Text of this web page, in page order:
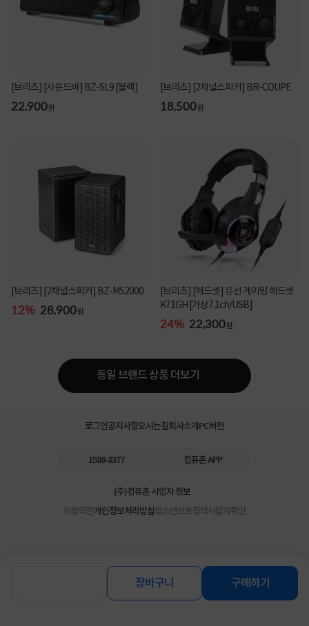
장바구니 구매하기
[브리츠] [사운드바] BZ-SL9 [블랙]
22,900원
[브리츠] [2채널스피커] BR-COUPE
18,500원
[브리츠] [2채널스피커] BZ-MS2000
12% 28,900원
[브리츠] [헤드셋] 유선 게이밍 헤드셋
K71GH [가상7.1ch/USB]
24% 22,300원
동일 브랜드 상품 더보기
로그인공지사항오시는길회사소개PC버전
1588-8377 컴퓨존 APP
(주)컴퓨존 사업자 정보
이용약관개인정보처리방침청소년보호정책사업자확인